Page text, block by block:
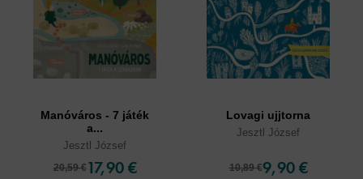
Manóváros - 7 játék
a...
Jesztl József
20,59 € 17,90 €
Lovagi ujjtorna
Jesztl József
10,89 €9,90 €